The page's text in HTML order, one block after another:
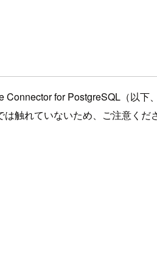
for PostgreSQL（以下
触れていないため、ご注意くださ